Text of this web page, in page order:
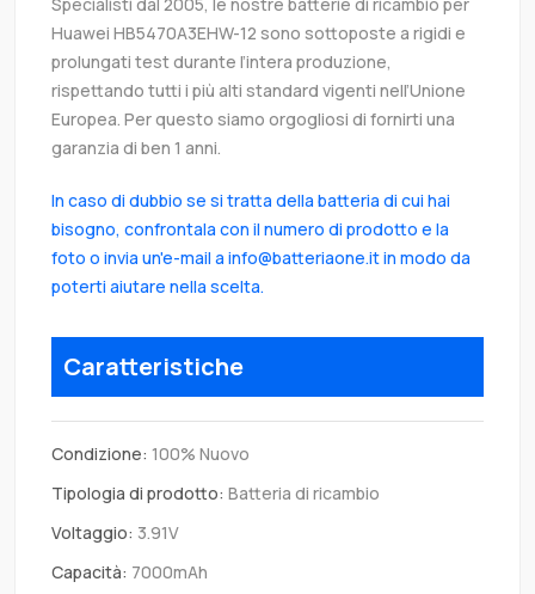
Specialisti dal 2005, le nostre batterie di ricambio per
Huawei HB5470A3EHW-12 sono sottoposte a rigidi e
prolungati test durante l’intera produzione,
rispettando tutti i più alti standard vigenti nell’Unione
Europea. Per questo siamo orgogliosi di fornirti una
garanzia di ben 1 anni.
In caso di dubbio se si tratta della batteria di cui hai
bisogno, confrontala con il numero di prodotto e la
foto o invia un'e-mail a info@batteriaone.it in modo da
poterti aiutare nella scelta.
Caratteristiche
Condizione: 100% Nuovo
Tipologia di prodotto: Batteria di ricambio
Voltaggio: 3.91V
Capacità: 7000mAh